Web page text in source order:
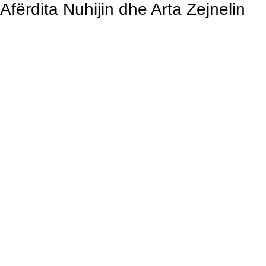
Afërdita Nuhijin dhe Arta Zejnelin